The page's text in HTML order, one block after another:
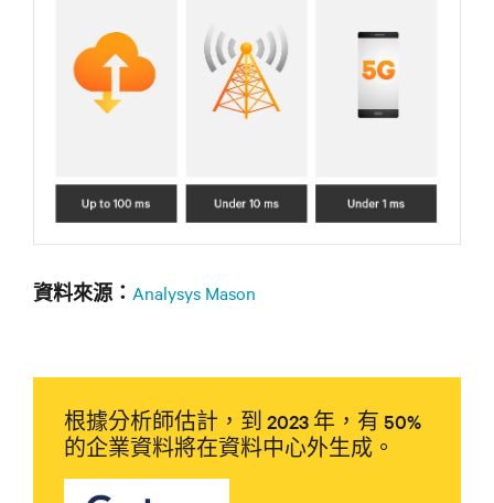
‬資料來源： Analysys Mason
根據分析師估計，到 2023 年，有 50%
的企業資料將在資料中心外生成。